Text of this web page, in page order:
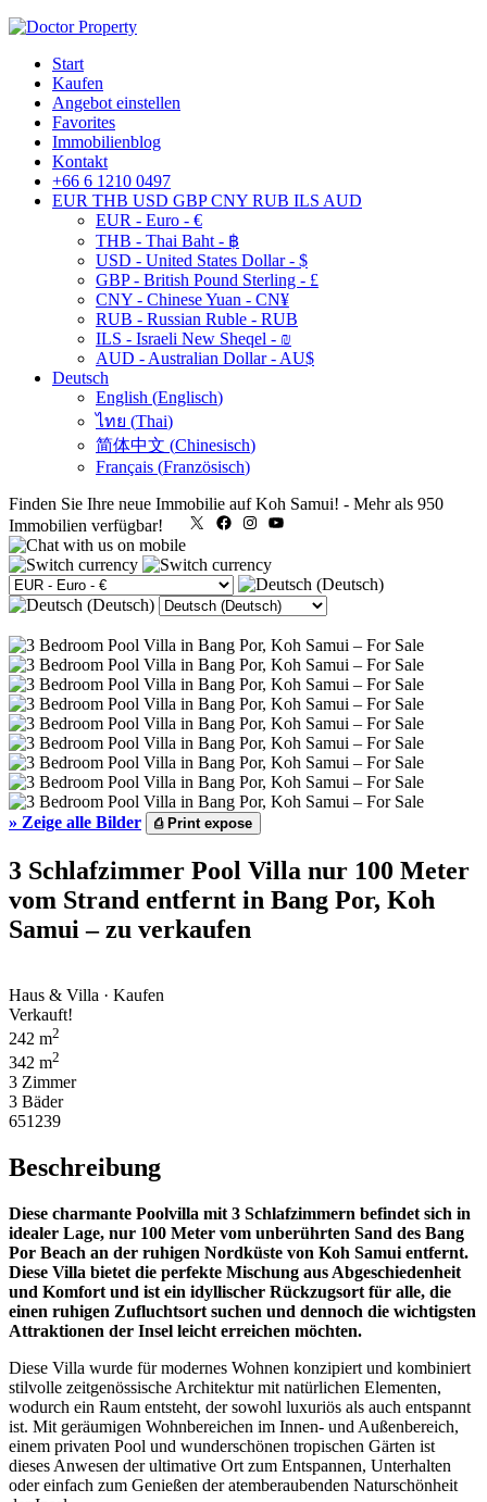
Start
Kaufen
Angebot einstellen
Favorites
Immobilienblog
Kontakt
+66 6 1210 0497
EUR THB USD GBP CNY RUB ILS AUD
EUR - Euro - €
THB - Thai Baht - ฿
USD - United States Dollar - $
GBP - British Pound Sterling - £
CNY - Chinese Yuan - CN¥
RUB - Russian Ruble - RUB
ILS - Israeli New Sheqel - ₪
AUD - Australian Dollar - AU$
Deutsch
English (Englisch)
ไทย (Thai)
简体中文 (Chinesisch)
Français (Französisch)
Finden Sie Ihre neue Immobilie auf Koh Samui! - Mehr als 950
Immobilien verfügbar!
X FacebookInstagram
» Zeige alle Bilder ⎙Print expose
3 Schlafzimmer Pool Villa nur 100 Meter
vom Strand entfernt in Bang Por, Koh
Samui – zu verkaufen
Haus & Villa · Kaufen
Verkauft!
242 m2
342 m2
3 Zimmer
3 Bäder
651239
Beschreibung
Diese charmante Poolvilla mit 3 Schlafzimmern befindet sich in
idealer Lage, nur 100 Meter vom unberührten Sand des Bang
Por Beach an der ruhigen Nordküste von Koh Samui entfernt.
Diese Villa bietet die perfekte Mischung aus Abgeschiedenheit
und Komfort und ist ein idyllischer Rückzugsort für alle, die
einen ruhigen Zufluchtsort suchen und dennoch die wichtigsten
Attraktionen der Insel leicht erreichen möchten.
Diese Villa wurde für modernes Wohnen konzipiert und kombiniert
stilvolle zeitgenössische Architektur mit natürlichen Elementen,
wodurch ein Raum entsteht, der sowohl luxuriös als auch entspannt
ist. Mit geräumigen Wohnbereichen im Innen- und Außenbereich,
einem privaten Pool und wunderschönen tropischen Gärten ist
dieses Anwesen der ultimative Ort zum Entspannen, Unterhalten
oder einfach zum Genießen der atemberaubenden Naturschönheit